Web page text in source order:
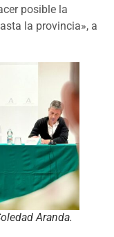
posible la
la provincia», a
Aranda.